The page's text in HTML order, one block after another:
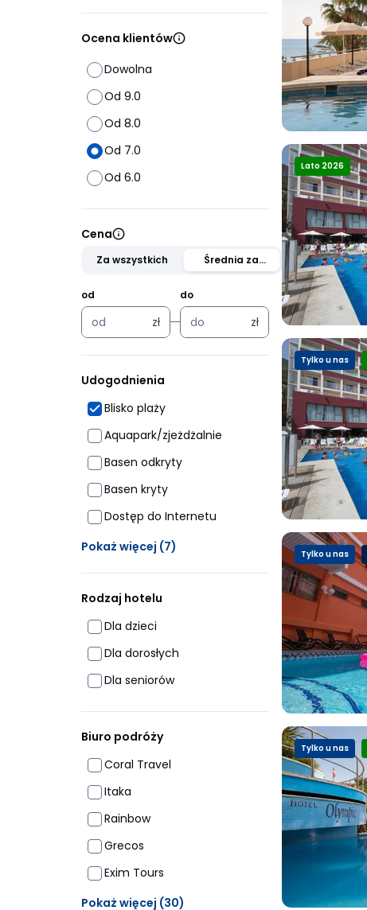
Ocena klientów
Dowolna
Od 9.0
Od 8.0
Od 7.0
Od 6.0
Cena
Za wszystkich
Średnia za
osobę
od
zł
do
zł
Udogodnienia
Blisko plaży
Aquapark/zjeżdżalnie
Basen odkryty
Basen kryty
Dostęp do Internetu
Pokaż więcej (7)
Rodzaj hotelu
Dla dzieci
Dla dorosłych
Dla seniorów
Biuro podróży
Coral Travel
Itaka
Rainbow
Grecos
Exim Tours
Pokaż więcej (30)
Lato 2026
Tylko u nas
Tylko u nas
Tylko u nas